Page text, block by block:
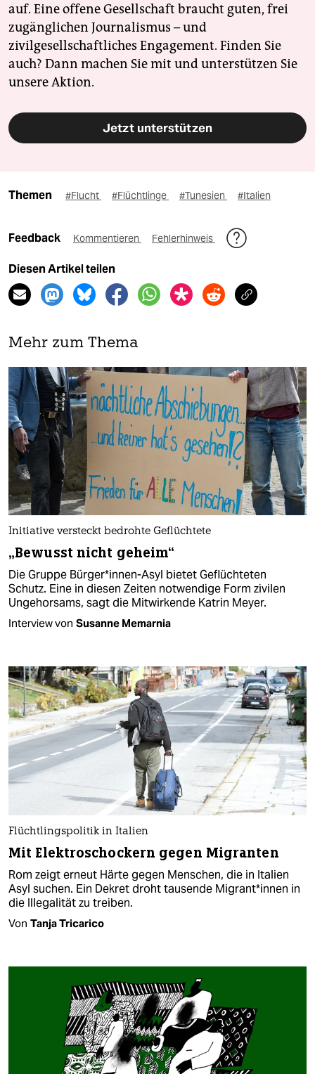
auf. Eine offene Gesellschaft braucht guten, frei
zugänglichen Journalismus – und
zivilgesellschaftliches Engagement. Finden Sie
auch? Dann machen Sie mit und unterstützen Sie
unsere Aktion.
Jetzt unterstützen
Themen #Flucht #Flüchtlinge #Tunesien #Italien
Feedback Kommentieren Fehlerhinweis
Diesen Artikel teilen
Mehr zum Thema
Initiative versteckt bedrohte Geflüchtete
„Bewusst nicht geheim“
Die Gruppe Bürger*innen-Asyl bietet Geflüchteten
Schutz. Eine in diesen Zeiten notwendige Form zivilen
Ungehorsams, sagt die Mitwirkende Katrin Meyer.
Interview von Susanne Memarnia
Flüchtlingspolitik in Italien
Mit Elektroschockern gegen Migranten
Rom zeigt erneut Härte gegen Menschen, die in Italien
Asyl suchen. Ein Dekret droht tausende Migrant*innen in
die Illegalität zu treiben.
Von Tanja Tricarico